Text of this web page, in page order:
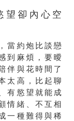
望卻內心空
當約炮比談戀
到麻煩，要曖
伴與花時間了
太高，比起聊
有慾望就能成
情緒、不互相
一種難得與稀